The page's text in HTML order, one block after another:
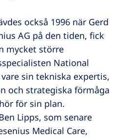
också 1996 när Gerd
AG på den tiden, fick
mycket större
National
vare sin tekniska expertis,
och strategiska förmåga
för sin plan.
Lipps, som senare
Medical Care,